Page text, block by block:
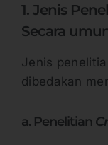
1. Jenis
Secara
Jenis
dibedakan
a. Penelitian